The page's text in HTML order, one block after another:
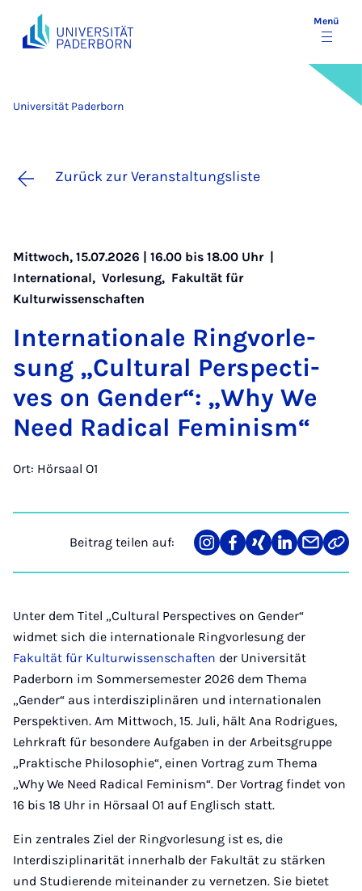
Menü
Universität Paderborn
Zurück zur Veranstaltungsliste
Mittwoch, 15.07.2026 | 16.00 bis 18.00 Uhr |
International, Vorlesung, Fakultät für
Kulturwissenschaften
In­ter­na­ti­o­na­le Ring­vor­le­
sung „Cul­tu­ral Per­spec­ti­
ves on Gen­der“: „Why We
Need Ra­di­cal Fe­mi­nism“
Ort: Hörsaal O1
Beitrag teilen auf:
Teilen
auf
Teilen
auf
Teilen
auf
Teilen
auf
Teilen
über
Link
Unter dem Titel „Cultural Perspectives on Gender“
widmet sich die internationale Ringvorlesung der
Fakultät für Kulturwissenschaften der Universität
Paderborn im Sommersemester 2026 dem Thema
„Gender“ aus interdisziplinären und internationalen
Perspektiven. Am Mittwoch, 15. Juli, hält Ana Rodrigues,
Lehrkraft für besondere Aufgaben in der Arbeitsgruppe
„Praktische Philosophie“, einen Vortrag zum Thema
„Why We Need Radical Feminism“. Der Vortrag findet von
16 bis 18 Uhr in Hörsaal O1 auf Englisch statt.
Ein zentrales Ziel der Ringvorlesung ist es, die
Interdisziplinarität innerhalb der Fakultät zu stärken
und Studierende miteinander zu vernetzen. Sie bietet